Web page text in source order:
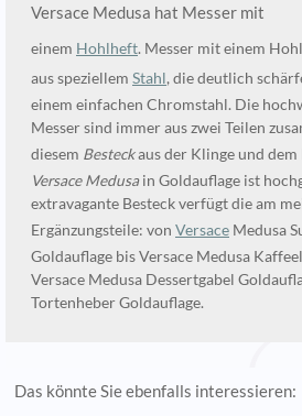
Versace Medusa hat Messer mit
einem Hohlheft. Messer mit einem
aus speziellem Stahl, die deutlich
einem einfachen Chromstahl. Die
Messer sind immer aus zwei Teilen
diesem Besteckaus der Klinge und dem
Versace Medusain Goldauflage ist
extravagante Besteck verfügt die am
Ergänzungsteile: von Versace Medusa
Goldauflage bis Versace Medusa
Versace Medusa Dessertgabel
Tortenheber Goldauflage.
Das könnte Sie ebenfalls interessieren: